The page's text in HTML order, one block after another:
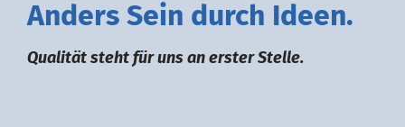
Anders Sein durch deen.
Qualität steht für uns an erster Stelle.